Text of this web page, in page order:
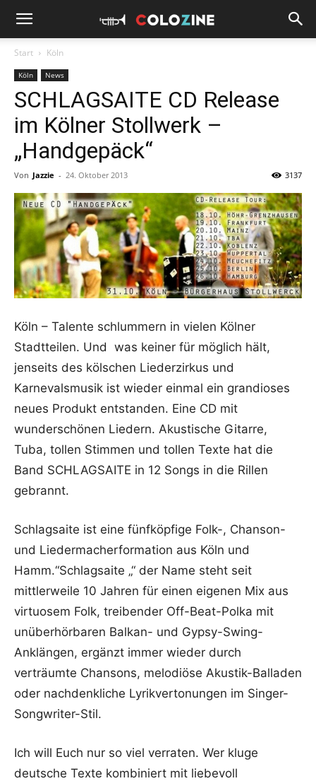
Start Köln
Köln News
SCHLAGSAITE CD Release
im Kölner Stollwerk –
„Handgepäck“
Von Jazzie - 24. Oktober 2013 3137
Köln – Talente schlummern in vielen Kölner
Stadtteilen. Und was keiner für möglich hält,
jenseits des kölschen Liederzirkus und
Karnevalsmusik ist wieder einmal ein grandioses
neues Produkt entstanden. Eine CD mit
wunderschönen Liedern. Akustische Gitarre,
Tuba, tollen Stimmen und tollen Texte hat die
Band SCHLAGSAITE in 12 Songs in die Rillen
gebrannt.
Schlagsaite ist eine fünfköpfige Folk-, Chanson-
und Liedermacherformation aus Köln und
Hamm.“Schlagsaite „“ der Name steht seit
mittlerweile 10 Jahren für einen eigenen Mix aus
virtuosem Folk, treibender Off-Beat-Polka mit
unüberhörbaren Balkan- und Gypsy-Swing-
Anklängen, ergänzt immer wieder durch
verträumte Chansons, melodiöse Akustik-Balladen
oder nachdenkliche Lyrikvertonungen im Singer-
Songwriter-Stil.
Ich will Euch nur so viel verraten. Wer kluge
deutsche Texte kombiniert mit liebevoll